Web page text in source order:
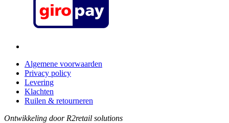
Algemene voorwaarden
Privacy policy
Levering
Klachten
Ruilen & retourneren
Ontwikkeling door R2retail solutions